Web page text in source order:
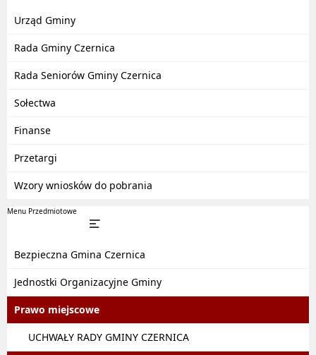
Urząd Gminy
Rada Gminy Czernica
Rada Seniorów Gminy Czernica
Sołectwa
Finanse
Przetargi
Wzory wniosków do pobrania
Menu Przedmiotowe
Bezpieczna Gmina Czernica
Jednostki Organizacyjne Gminy
Prawo miejscowe
UCHWAŁY RADY GMINY CZERNICA